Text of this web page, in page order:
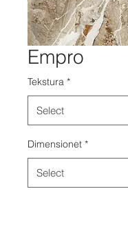
Empro
Tekstura *
Dimensionet *